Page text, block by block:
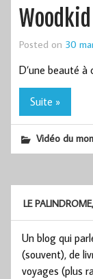
Posted on 30
D’une beauté à
Suite »
Vidéo du
LE
Un blog qui
(souvent), de
voyages (plus